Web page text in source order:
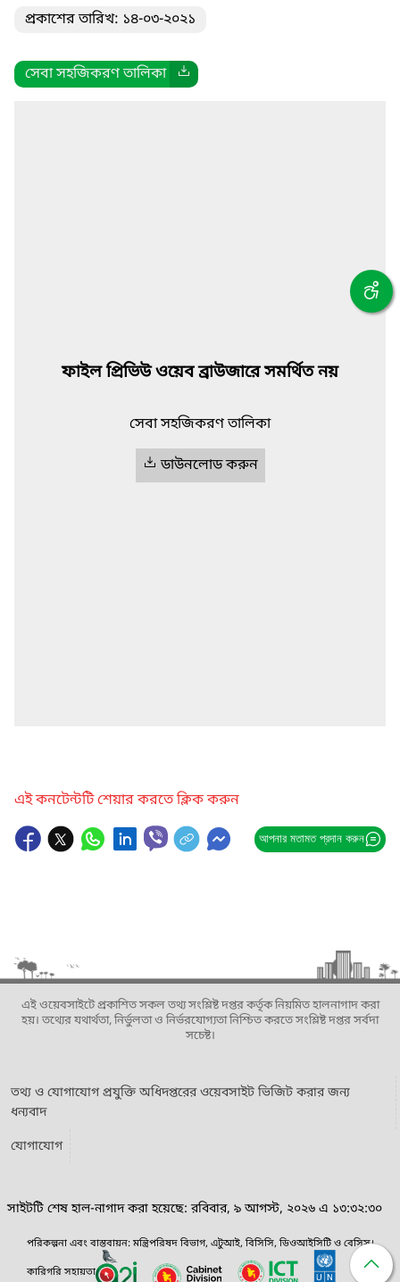
প্রকাশের তারিখ: ১৪-০৩-২০২১
সেবা সহজিকরণ তালিকা
ফাইল প্রিভিউ ওয়েব ব্রাউজারে সমর্থিত নয়
সেবা সহজিকরণ তালিকা
ডাউনলোড করুন
এই কনটেন্টটি শেয়ার করতে ক্লিক করুন
আপনার মতামত প্রদান করুন
এই ওয়েবসাইটে প্রকাশিত সকল তথ্য সংশ্লিষ্ট দপ্তর কর্তৃক নিয়মিত হালনাগাদ করা
হয়। তথ্যের যথার্থতা, নির্ভুলতা ও নির্ভরযোগ্যতা নিশ্চিত করতে সংশ্লিষ্ট দপ্তর সর্বদা
সচেষ্ট।
তথ্য ও যোগাযোগ প্রযুক্তি অধিদপ্তরের ওয়েবসাইট ভিজিট করার জন্য
ধন্যবাদ
যোগাযোগ
সাইটটি শেষ হাল-নাগাদ করা হয়েছে: রবিবার, ৯ আগস্ট, ২০২৬ এ ১৩:৩২:৩০
পরিকল্পনা এবং বাস্তবায়ন: মন্ত্রিপরিষদ বিভাগ, এটুআই, বিসিসি, ডিওআইসিটি ও বেসিস।
কারিগরি সহায়তা